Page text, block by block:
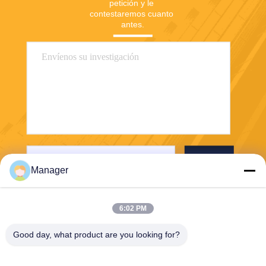
petición y le
contestaremos cuanto
antes.
Manager
6:02 PM
Good day, what product are you looking for?